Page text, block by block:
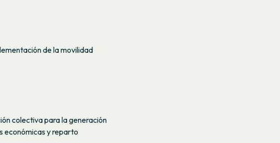
de la movilidad
colectiva para la generación
económicas y reparto